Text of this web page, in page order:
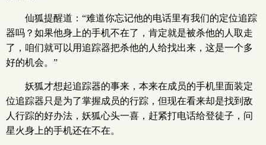
仙狐提醒道：“难道你忘记他的电话里有我们的定位追踪
器吗？如果他身上的手机不在了，肯定就是被杀他的人取走
了，咱们就可以用追踪器把杀他的人给找出来，这是一个多
好的机会。”
妖狐才想起追踪器的事来，本来在成员的手机里面装定
位追踪器只是为了掌握成员的行踪，但现在看来却是找到敌
人行踪的好办法，妖狐心头一喜，赶紧打电话给登徒子，问
星火身上的手机还在不在。